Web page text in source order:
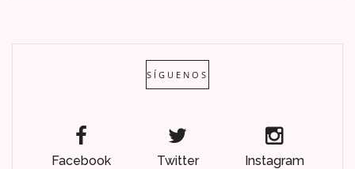
SÍGUENOS
Facebook Twitter Instagram